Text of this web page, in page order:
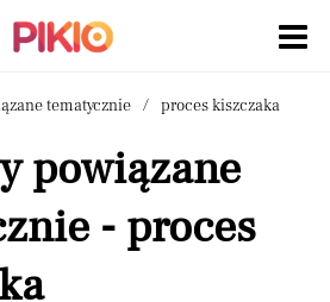
tematycznie proces kiszczaka
powiązane
- proces